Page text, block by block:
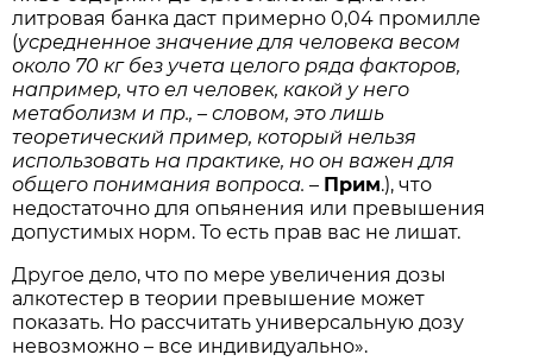
литровая банка даст примерно 0,04 промилле
(усредненное значение для человека весом
около 70 кг без учета целого ряда факторов,
например, что ел человек, какой у него
метаболизм и пр., – словом, это лишь
теоретический пример, который нельзя
использовать на практике, но он важен для
общего понимания вопроса.– Прим.), что
недостаточно для опьянения или превышения
допустимых норм. То есть прав вас не лишат.
Другое дело, что по мере увеличения дозы
алкотестер в теории превышение может
показать. Но рассчитать универсальную дозу
невозможно – все индивидуально».